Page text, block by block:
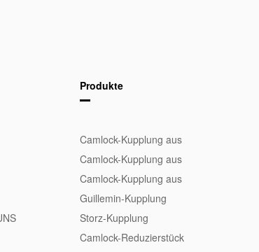
Produkte
Camlock-Kupplung aus
Aluminium
Camlock-Kupplung aus
Edelstahl
Camlock-Kupplung aus
Messing
Guillemin-Kupplung
Storz-Kupplung
Camlock-Reduzierstück